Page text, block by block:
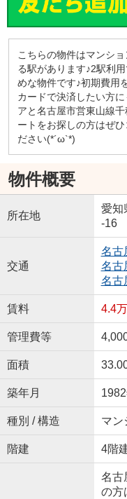
こちらの物件はマンシ
る駅があります♪2駅利
めな物件です♪初期費用
カードで決済したい方
アと名古屋市営東山線
ートをお探しの方はぜ
ださい(*´ω`*)
物件概要
所在地
愛知
-16
交通
名古
名古
名古
賃料 4.4
管理費等
面積
築年月
種別 / 構造 マン
階建 4階
名古
の方